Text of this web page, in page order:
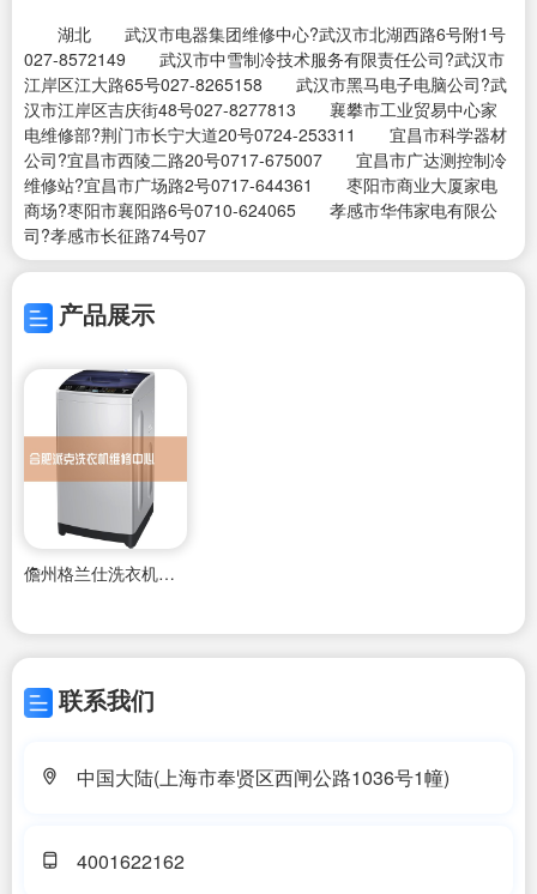
湖北 武汉市电器集团维修中心?武汉市北湖西路6号附1号
027-8572149 武汉市中雪制冷技术服务有限责任公司?武汉市
江岸区江大路65号027-8265158 武汉市黑马电子电脑公司?武
汉市江岸区吉庆街48号027-8277813 襄攀市工业贸易中心家
电维修部?荆门市长宁大道20号0724-253311 宜昌市科学器材
公司?宜昌市西陵二路20号0717-675007 宜昌市广达测控制冷
维修站?宜昌市广场路2号0717-644361 枣阳市商业大厦家电
商场?枣阳市襄阳路6号0710-624065 孝感市华伟家电有限公
司?孝感市长征路74号07
产品展示
儋州格兰仕洗衣机维修中心
联系我们
中国大陆(上海市奉贤区西闸公路1036号1幢)
4001622162